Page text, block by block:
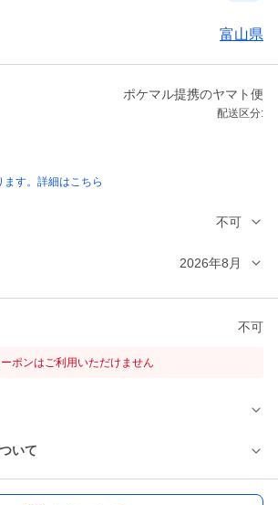
富山県
ポケマル提携のヤマト便
配送区分:
す。詳細はこちら
不可
2026年8月
不可
ポンはご利用いただけません
いて